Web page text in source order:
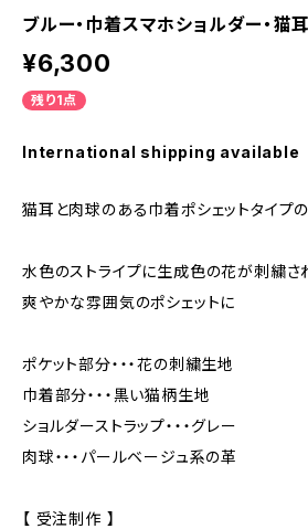
ブルー・巾着スマホショルダー・猫耳
¥6,300
残り1点
International shipping available
猫耳と肉球のある巾着ポシェットタイプ
水色のストライプに生成色の花が刺繍さ
爽やかな雰囲気のポシェットに
ポケット部分・・・花の刺繍生地
巾着部分・・・黒い猫柄生地
ショルダーストラップ・・・グレー
肉球・・・パールベージュ系の革
【 受注制作 】